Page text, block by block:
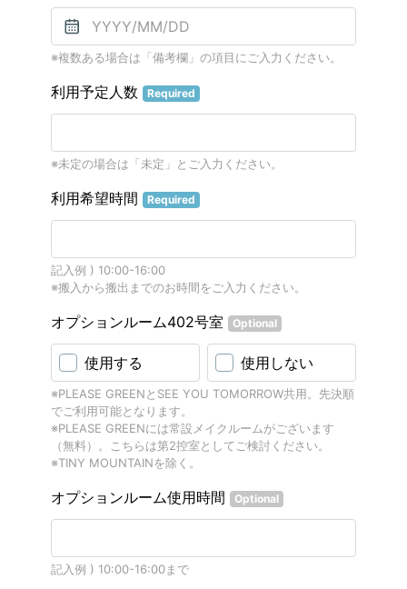
※複数ある場合は「備考欄」の項目にご入力ください。
利用予定人数 Required
※未定の場合は「未定」とご入力ください。
利用希望時間 Required
記入例 ) 10:00-16:00
※搬入から搬出までのお時間をご入力ください。
オプションルーム402号室 Optional
使用する 使用しない
※PLEASE GREENとSEE YOU TOMORROW共用。先決順
でご利用可能となります。
※PLEASE GREENには常設メイクルームがございます
（無料）。こちらは第2控室としてご検討ください。
※TINY MOUNTAINを除く。
オプションルーム使用時間 Optional
記入例 ) 10:00-16:00まで